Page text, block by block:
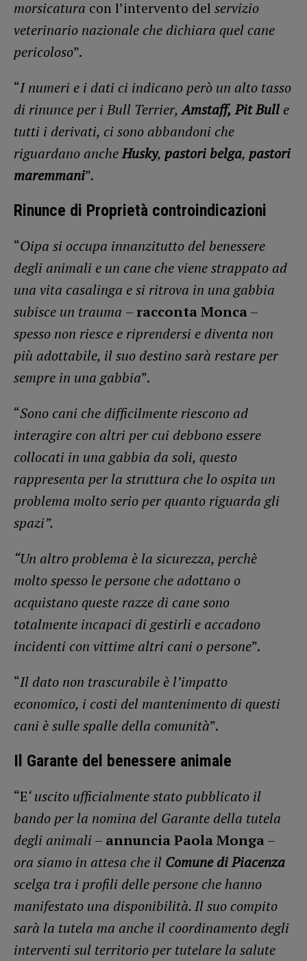
morsicatura con l’intervento del servizio
veterinario nazionale che dichiara quel cane
pericoloso”.
“I numeri e i dati ci indicano però un alto tasso
di rinunce per i Bull Terrier,Amstaff, Pit Bull e
tutti i derivati, ci sono abbandoni che
riguardano ancheHusky, pastori belga, pastori
maremmani”.
Rinunce di Proprietà controindicazioni
“Oipa si occupa innanzitutto del benessere
degli animali e un cane che viene strappato ad
una vita casalinga e si ritrova in una gabbia
subisce un trauma –racconta Monca–
spesso non riesce e riprendersi e diventa non
più adottabile, il suo destino sarà restare per
sempre in una gabbia”.
“Sono cani che difficilmente riescono ad
interagire con altri per cui debbono essere
collocati in una gabbia da soli, questo
rappresenta per la struttura che lo ospita un
problema molto serio per quanto riguarda gli
spazi”.
“Un altro problema è la sicurezza, perchè
molto spesso le persone che adottano o
acquistano queste razze di cane sono
totalmente incapaci di gestirli e accadono
incidenti con vittime altri cani o persone”.
“Il dato non trascurabile è l’impatto
economico, i costi del mantenimento di questi
cani è sulle spalle della comunità”.
Il Garante del benessere animale
“E‘ uscito ufficialmente stato pubblicato il
bando per la nomina del Garante della tutela
degli animali– annuncia Paola Monga–
ora siamo in attesa che il Comune di Piacenza
scelga tra i profili delle persone che hanno
manifestato una disponibilità. Il suo compito
sarà la tutela ma anche il coordinamento degli
interventi sul territorio per tutelare la salute